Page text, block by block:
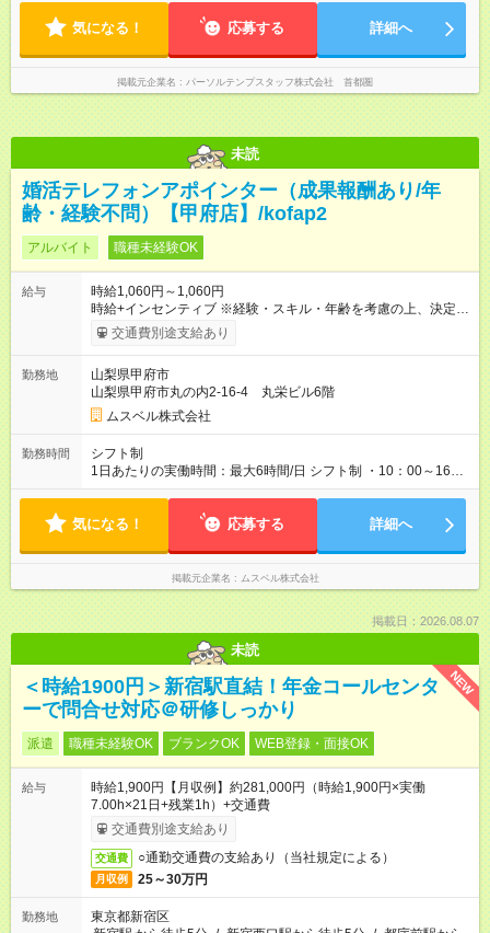
気になる！ 応募する 詳細へ
掲載元企業名 パーソルテンプスタッフ株式会社 首都圏
未読
婚活テレフォンアポインター（成果報酬あり/年
齢・経験不問）【甲府店】/kofap2
アルバイト 職種未経験OK
給与
時給1,060円～1,060円
時給+インセンティブ ※経験・スキル・年齢を考慮の上、決定し
ます。 《成果に応じたインセンティブ支給例》 テレアポ未経
験、入社5ヶ月目の女性パートさんが、時給に加えて、月7万円
果・貢献に応じた報酬制度が導入されています。 ※試用期間は3
ヶ月で、その間は有期契約です。そのほかの条件に変更はあり
ません。 【試用期間】試用期間あり 試用期間の長さ：2ヶ月
※ 雇用形態と給与に、本採用時と異なる部分があります。 雇用
形態：中途採用（契約社員） 給与：本採用時と同じです。 ※試
用期間は2ヶ月で、その間は有期契約です。そのほかの条件に変
間3ヶ月になります。
交通費別途支給あり
勤務地
山梨県甲府市
山梨県甲府市丸の内2-16-4 丸栄ビル6階
ムスベル株式会社
勤務時間
シフト制
1日あたりの実働時間：最大6時間/日 シフト制 ・10：00～16：
00 ・10：00～17：00 ・10：00～18：00 ・週4日以上 ✧働き方
気になる！ 応募する 詳細へ
掲載元企業名 ムスベル株式会社
掲載日：2026.08.07
未読
NEW
＜時給1900円＞新宿駅直結！年金コールセンタ
ーで問合せ対応＠研修しっかり
派遣 職種未経験OK ブランクOK WEB登録・面接OK
給与
時給1,900円【月収例】約281,000円（時給1,900円×実働
7.00h×21日+残業1h）+交通費
交通費別途支給あり
交通費 ○通勤交通費の支給あり（当社規定による）
月収例 25～30万円
勤務地
東京都新宿区